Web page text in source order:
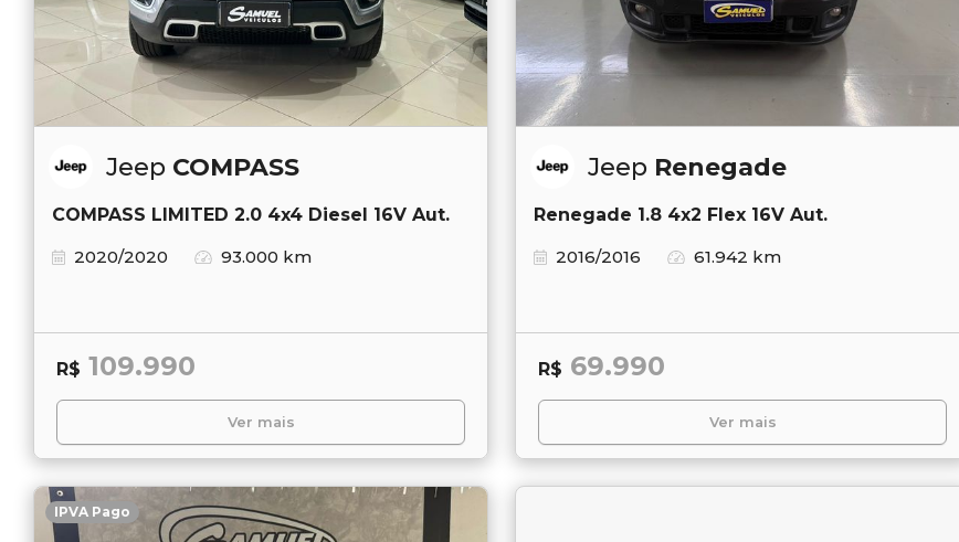
Jeep COMPASS
COMPASS LIMITED 2.0 4x4 Diesel 16V Aut.
2020/2020
93.000 km
R$ 109.990
Ver mais
Jeep Renegade
Renegade 1.8 4x2 Flex 16V Aut.
2016/2016
61.942 km
R$ 69.990
Ver mais
IPVA Pago